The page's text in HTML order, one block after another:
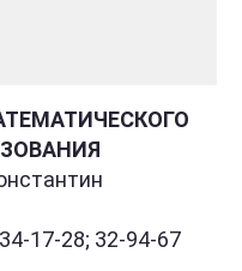
17-28; 32-94-67